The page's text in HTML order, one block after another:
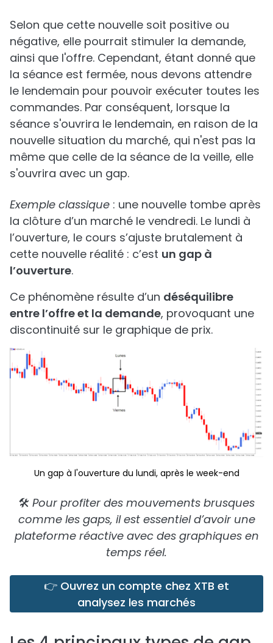
Selon que cette nouvelle soit positive ou
négative, elle pourrait stimuler la demande,
ainsi que l'offre. Cependant, étant donné que
la séance est fermée, nous devons attendre
le lendemain pour pouvoir exécuter toutes les
commandes. Par conséquent, lorsque la
séance s'ouvrira le lendemain, en raison de la
nouvelle situation du marché, qui n'est pas la
même que celle de la séance de la veille, elle
s'ouvrira avec un gap.
Exemple classique : une nouvelle tombe après
la clôture d’un marché le vendredi. Le lundi à
l’ouverture, le cours s’ajuste brutalement à
cette nouvelle réalité : c’est un gap à
l’ouverture.
Ce phénomène résulte d’un déséquilibre
entre l’offre et la demande, provoquant une
discontinuité sur le graphique de prix.
Un gap à l'ouverture du lundi, après le week-end
🛠️ Pour profiter des mouvements brusques
comme les gaps, il est essentiel d’avoir une
plateforme réactive avec des graphiques en
temps réel.
👉 Ouvrez un compte chez XTB et
analysez les marchés